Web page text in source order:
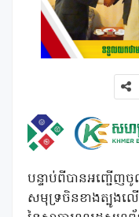
បន្ទាប់ពីបានអញ្ជើញ
សមុទ្រចិនខាងត្បូងល